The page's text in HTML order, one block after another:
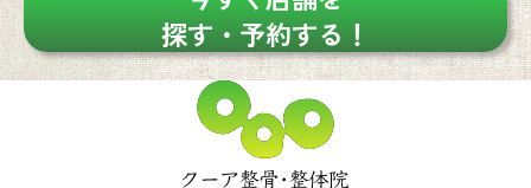
探す・予約する！